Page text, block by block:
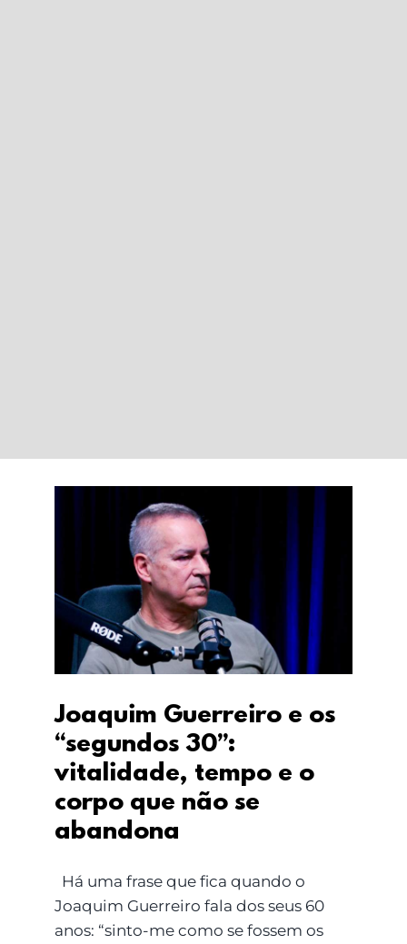
Joaquim Guerreiro e os
“segundos 30”:
vitalidade, tempo e o
corpo que não se
abandona
Joaquim Guerreiro e os
“segundos 30”:
vitalidade, tempo e o
corpo que não se
abandona
Há uma frase que fica quando o
Joaquim Guerreiro fala dos seus 60
anos: “sinto-me como se fossem os